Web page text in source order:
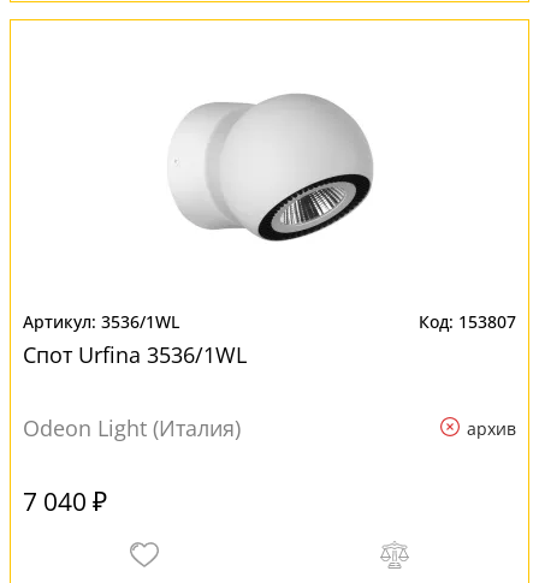
3536/1WL 153807
Спот Urfina 3536/1WL
Odeon Light (Италия) архив
7 040 ₽